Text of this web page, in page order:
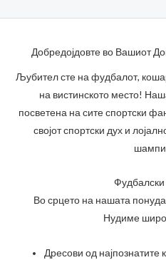
Добредојдовте во Вашиот
Љубител сте на фудбалот,
на вистинското место!
посветена на сите спортски
својот спортски дух и
Во срцето на нашата
Нудиме
Дресови од најпознатите